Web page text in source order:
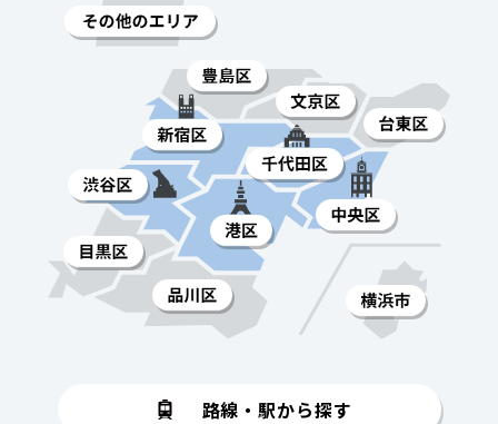
路線・駅から探す